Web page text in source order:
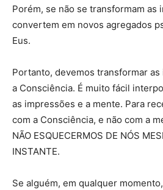
Porém, se não se transformam as
convertem em novos agregados
Eus.
Portanto, devemos transformar
a Consciência. É muito fácil
as impressões e a mente. Para
com a Consciência, e não com a
NÃO ESQUECERMOS DE NÓS
INSTANTE.
Se alguém, em qualquer